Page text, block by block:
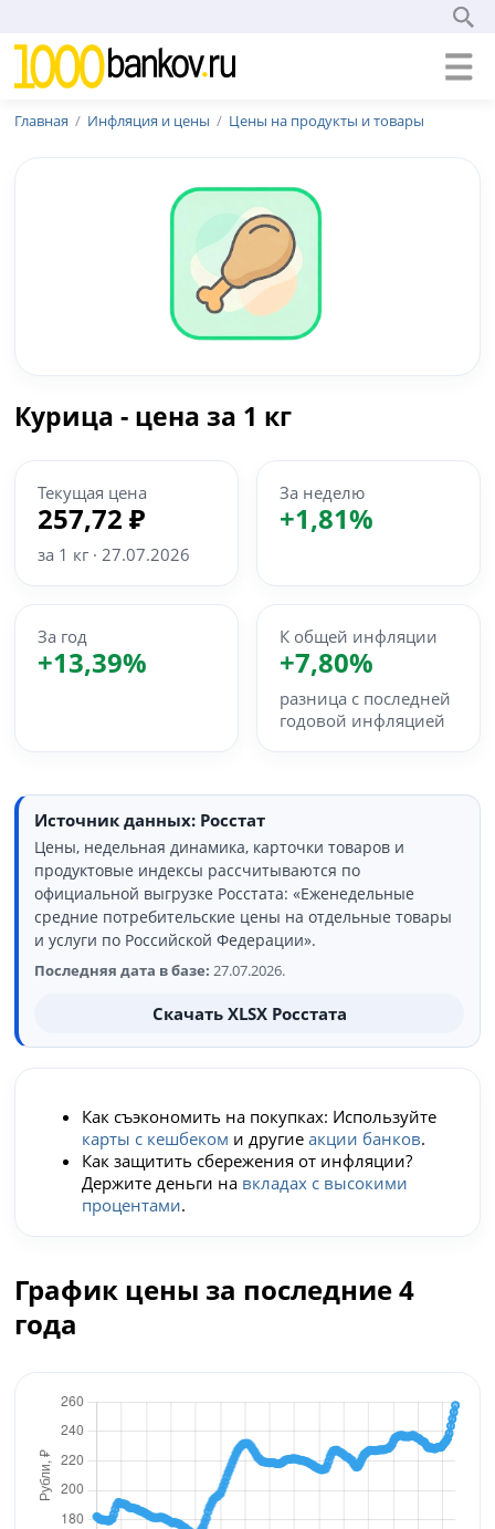
Главная Инфляция и цены Цены на продукты и товары
Курица - цена за 1 кг
Текущая цена
257,72 ₽
за 1 кг · 27.07.2026
За неделю
+1,81%
За год
+13,39%
К общей инфляции
+7,80%
разница с последней
годовой инфляцией
Источник данных: Росстат
Цены, недельная динамика, карточки товаров и
продуктовые индексы рассчитываются по
официальной выгрузке Росстата: «Еженедельные
средние потребительские цены на отдельные товары
и услуги по Российской Федерации».
Последняя дата в базе: 27.07.2026.
Скачать XLSX Росстата
Как съэкономить на покупках: Используйте
карты с кешбеком и другиеакции банков.
Как защитить сбережения от инфляции?
Держите деньги на вкладах с высокими
процентами.
График цены за последние 4
года